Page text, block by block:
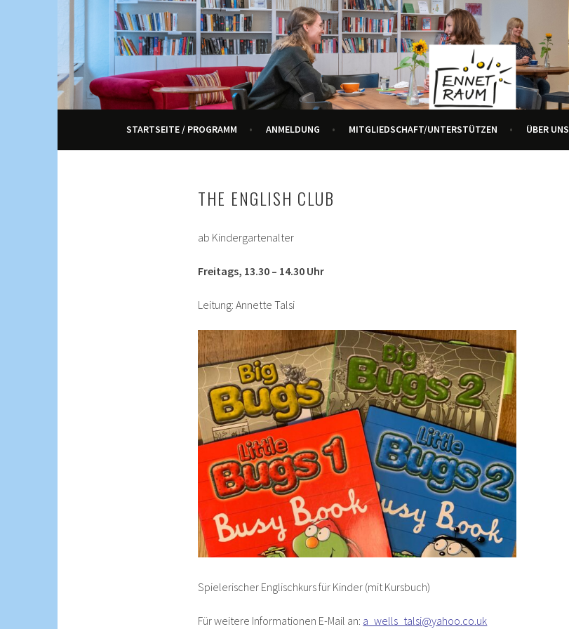
ENNETRAUM – KULTURZENTRUM ENNETBADEN
KULTUR, KURSE UND VERANSTALTUNGEN FÜR ALLE GENERATIONEN
STARTSEITE / PROGRAMM ANMELDUNG MITGLIEDSCHAFT/UNTERSTÜTZEN ÜBER UNS
THE ENGLISH CLUB
ab Kindergartenalter
Freitags, 13.30 – 14.30 Uhr
Leitung: Annette Talsi
Spielerischer Englischkurs für Kinder (mit Kursbuch)
Für weitere Informationen E-Mail an: a_wells_talsi@yahoo.co.uk